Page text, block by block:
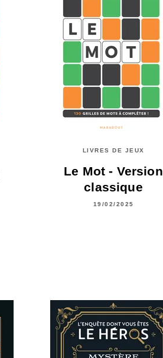
LIVRES DE JEUX
Le Mot - Version
classique
19/02/2025